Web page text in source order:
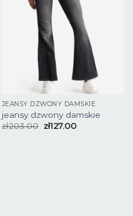
JEANSY DZWONY DAMSKIE
jeansy dzwony damskie
zł203.00 zł127.00